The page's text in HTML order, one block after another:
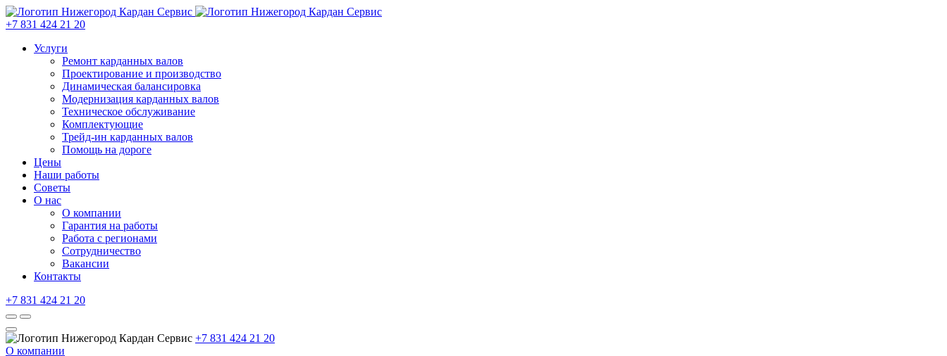
+7 831 424 21 20
Услуги
Ремонт карданных валов
Проектирование и производство
Динамическая балансировка
Модернизация карданных валов
Техническое обслуживание
Комплектующие
Трейд-ин карданных валов
Помощь на дороге
Цены
Наши работы
Советы
О нас
О компании
Гарантия на работы
Работа с регионами
Сотрудничество
Вакансии
Контакты
+7 831 424 21 20
+7 831 424 21 20
О компании